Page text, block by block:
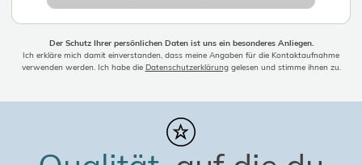
Der Schutz Ihrer persönlichen Daten ist uns ein besonderes Anliegen.
Ich erkläre mich damit einverstanden, dass meine Angaben für die Kontaktaufnahme
verwenden werden. Ich habe die Datenschutzerklärunggelesen und stimme ihnen zu.